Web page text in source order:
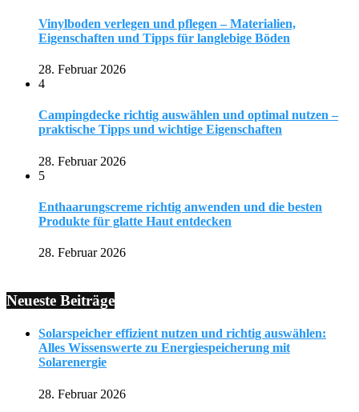
Vinylboden verlegen und pflegen – Materialien,
Eigenschaften und Tipps für langlebige Böden
28. Februar 2026
4
Campingdecke richtig auswählen und optimal nutzen –
praktische Tipps und wichtige Eigenschaften
28. Februar 2026
5
Enthaarungscreme richtig anwenden und die besten
Produkte für glatte Haut entdecken
28. Februar 2026
Neueste Beiträge
Solarspeicher effizient nutzen und richtig auswählen:
Alles Wissenswerte zu Energiespeicherung mit
Solarenergie
28. Februar 2026